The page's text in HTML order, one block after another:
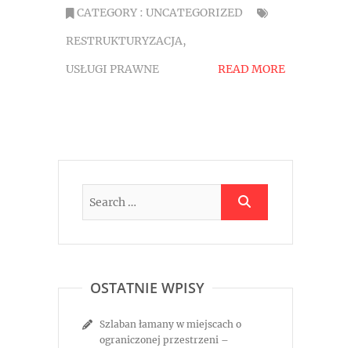
CATEGORY : UNCATEGORIZED
RESTRUKTURYZACJA,
USŁUGI PRAWNE
READ MORE
OSTATNIE WPISY
Szlaban łamany w miejscach o
ograniczonej przestrzeni –